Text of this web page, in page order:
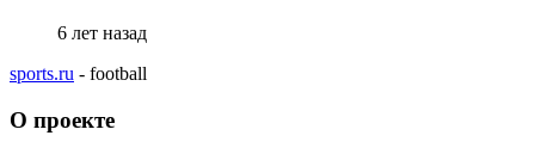
6 лет назад
sports.ru - football
О проекте